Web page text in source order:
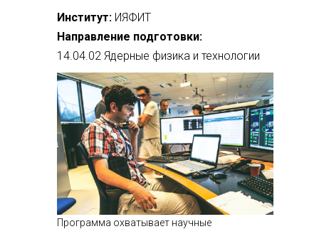
Институт: ИЯФИТ
Направление подготовки:
14.04.02 Ядерные физика и технологии
Программа охватывает научные